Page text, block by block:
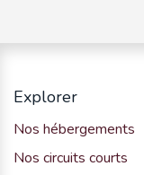
Explorer
Nos hébergements
Nos circuits courts